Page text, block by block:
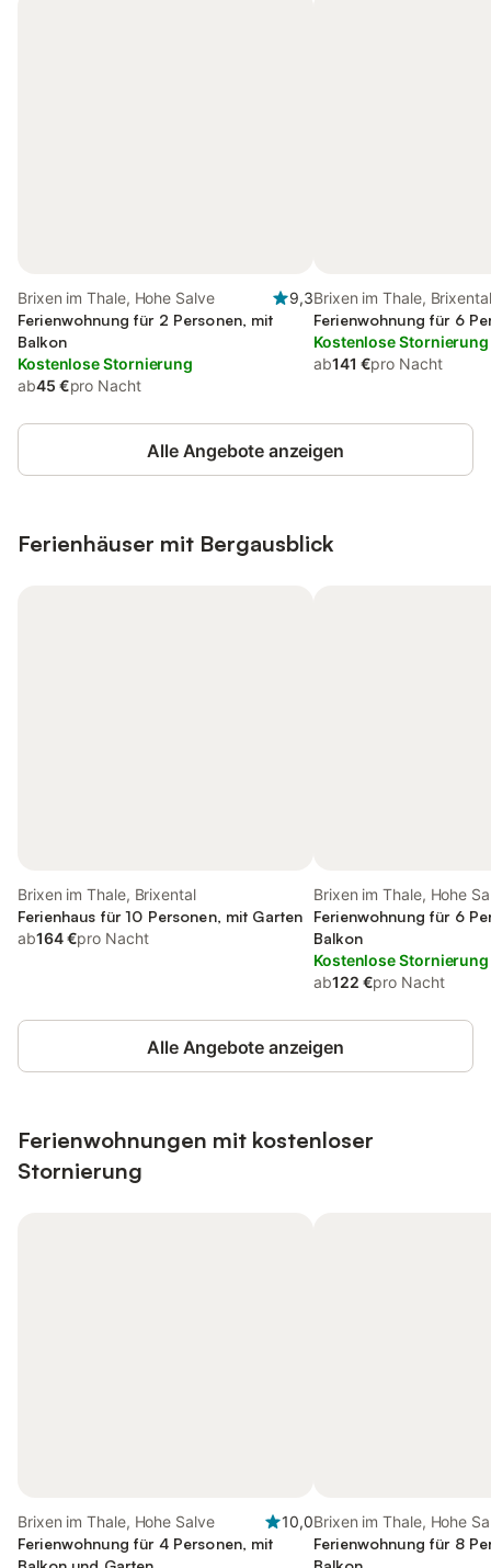
Brixen im Thale, Hohe Salve
9,3
Ferienwohnung für 2 Personen, mit
Balkon
Kostenlose Stornierung
ab45 €pro Nacht
Brixen im Thale, Brixental
Ferienwohnung für 6
Kostenlose Stornierung
ab141 €pro Nacht
Alle Angebote anzeigen
Ferienhäuser mit Bergausblick
Brixen im Thale, Brixental
Ferienhaus für 10 Personen, mit Garten
ab164 €pro Nacht
Brixen im Thale, Hohe
Ferienwohnung für 6
Balkon
Kostenlose Stornierung
ab122 €pro Nacht
Alle Angebote anzeigen
Ferienwohnungen mit kostenloser
Stornierung
Brixen im Thale, Hohe Salve
10,0
Ferienwohnung für 4 Personen, mit
Brixen im Thale, Hohe
Ferienwohnung für 8